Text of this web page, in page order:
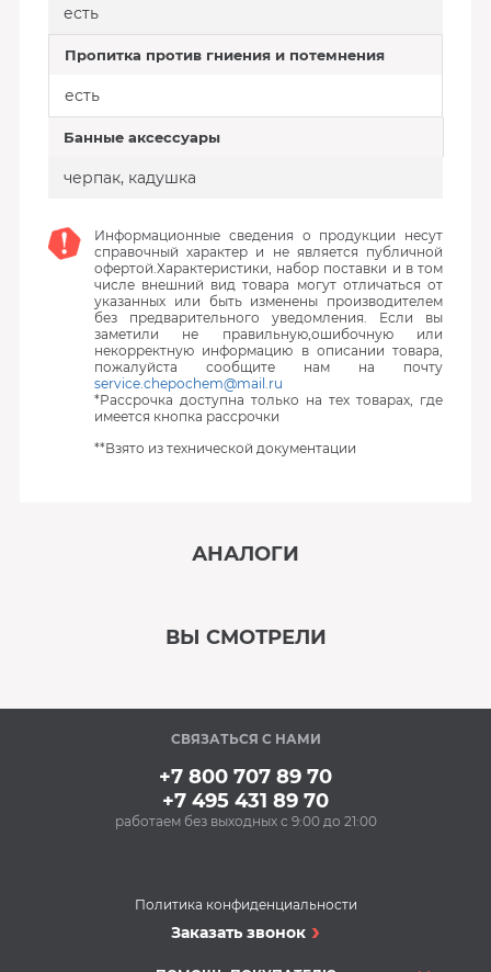
есть
Пропитка против гниения и потемнения
есть
Банные аксессуары
черпак, кадушка
Информационные сведения о продукции несут
справочный характер и не является публичной
офертой.Характеристики, набор поставки и в том
числе внешний вид товара могут отличаться от
указанных или быть изменены производителем
без предварительного уведомления. Если вы
заметили не правильную,ошибочную или
некорректную информацию в описании товара,
пожалуйста сообщите нам на почту
service.chepochem@mail.ru
*Рассрочка доступна только на тех товарах, где
имеется кнопка рассрочки
**Взято из технической документации
АНАЛОГИ
Финская сауна FRANK
F871 КЕДР
ВЫ СМОТРЕЛИ
Под заказ
СВЯЗАТЬСЯ С НАМИ
+7 800 707 89 70
+7 495 431 89 70
работаем без выходных с 9:00 до 21:00
Политика конфиденциальности
Заказать звонок